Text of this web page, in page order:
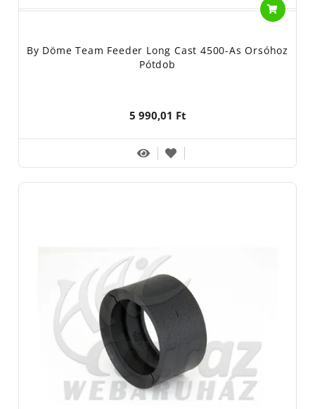
By Döme Team Feeder Long Cast 4500-As Orsóhoz
Pótdob
5 990,01 Ft